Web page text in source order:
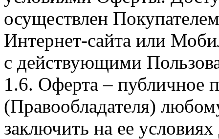
осуществлен
Интернет-сайта или
с действующими
1.6. Оферта – публичное
(Правообладателя)
заключить на ее